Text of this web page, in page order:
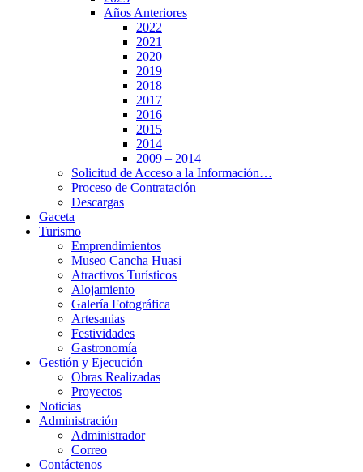
Años Anteriores
2022
2021
2020
2019
2018
2017
2016
2015
2014
2009 – 2014
Solicitud de Acceso a la Información…
Proceso de Contratación
Descargas
Gaceta
Turismo
Emprendimientos
Museo Cancha Huasi
Atractivos Turísticos
Alojamiento
Galería Fotográfica
Artesanias
Festividades
Gastronomía
Gestión y Ejecución
Obras Realizadas
Proyectos
Noticias
Administración
Administrador
Correo
Contáctenos